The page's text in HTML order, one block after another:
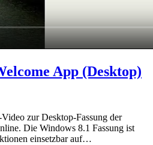
App (Desktop)
zur Desktop-Fassung der
Die Windows 8.1 Fassung ist
einsetzbar auf…